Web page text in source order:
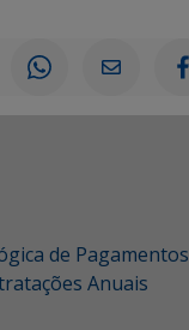
de Pagamentos
Anuais